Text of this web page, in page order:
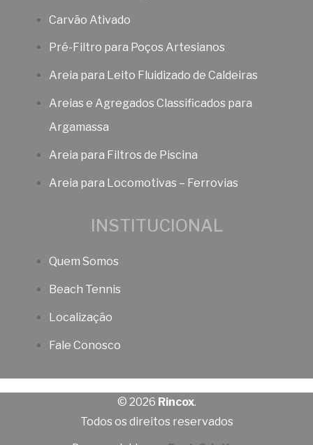
Carvão Ativado
Pré-Filtro para Poços Artesianos
Areia para Leito Fluidizado de Caldeiras
Areias e Agregados Classificados para
Argamassa
Areia para Filtros de Piscina
Areia para Locomotivas – Ferrovias
INSTITUCIONAL
Quem Somos
Beach Tennis
Localização
Fale Conosco
© 2026 Rincox.
Todos os direitos reservados